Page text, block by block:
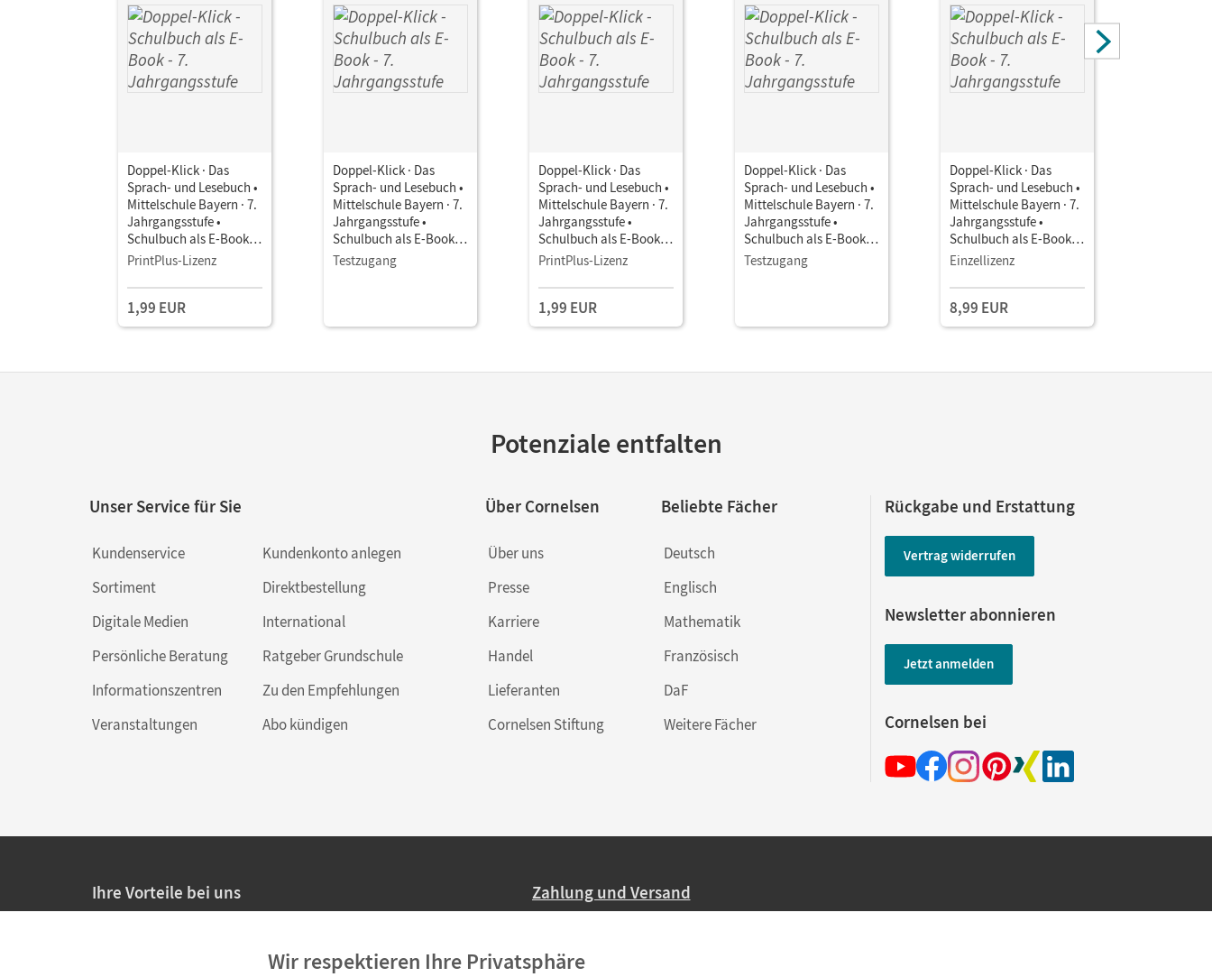
Doppel-Klick · Das
Sprach- und Lesebuch •
Mittelschule Bayern · 7.
Jahrgangsstufe •
Schulbuch als E-Book
Für M-Klassen
PrintPlus-Lizenz
1,99 EUR
Doppel-Klick · Das
Sprach- und Lesebuch •
Mittelschule Bayern · 7.
Jahrgangsstufe •
Schulbuch als E-Book
Für M-Klassen
Testzugang
Doppel-Klick · Das
Sprach- und Lesebuch •
Mittelschule Bayern · 7.
Jahrgangsstufe •
Schulbuch als E-Book
Für Regelklassen
PrintPlus-Lizenz
1,99 EUR
Doppel-Klick · Das
Sprach- und Lesebuch •
Mittelschule Bayern · 7.
Jahrgangsstufe •
Schulbuch als E-Book
Für Regelklassen
Testzugang
Doppel-Klick · Das
Sprach- und Lesebuch •
Mittelschule Bayern · 7.
Jahrgangsstufe •
Schulbuch als E-Book
Für M-Klassen
Einzellizenz
8,99 EUR
Potenziale entfalten
Unser Service für Sie
Kundenservice
Sortiment
Digitale Medien
Persönliche Beratung
Informationszentren
Veranstaltungen
Kundenkonto anlegen
Direktbestellung
International
Ratgeber Grundschule
Zu den Empfehlungen
Abo kündigen
Über Cornelsen
Über uns
Presse
Karriere
Handel
Lieferanten
Cornelsen Stiftung
Beliebte Fächer
Deutsch
Englisch
Mathematik
Französisch
DaF
Weitere Fächer
Rückgabe und Erstattung
Vertrag widerrufen
Newsletter abonnieren
Jetzt anmelden
Cornelsen bei
Ihre Vorteile bei uns Zahlung und Versand
Ab 59,– EUR Bestellwert liefern wir versandkostenfrei innerhalb Deutschlands
Wir respektieren Ihre Privatsphäre